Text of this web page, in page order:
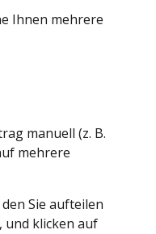
Ihnen mehrere
manuell (z. B.
mehrere
Sie aufteilen
und klicken auf